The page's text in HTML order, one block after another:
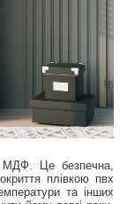
Це безпечна,
плівкою пвх
та інших